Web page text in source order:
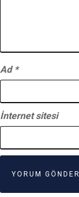
Ad *
İnternet sitesi